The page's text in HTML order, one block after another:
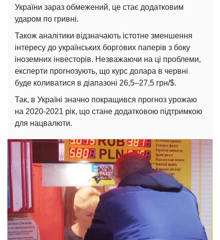
України зараз обмежений, це стає додатковим
ударом по гривні.
Також аналітики відзначають істотне зменшення
інтересу до українських боргових паперів з боку
іноземних інвесторів. Незважаючи на ці проблеми,
експерти прогнозують, що курс долара в червні
буде коливатися в діапазоні 26,5–27,5 грн/$.
Так, в Україні значно покращився прогноз урожаю
на 2020-2021 рік, що стане додатковою підтримкою
для нацвалюти.